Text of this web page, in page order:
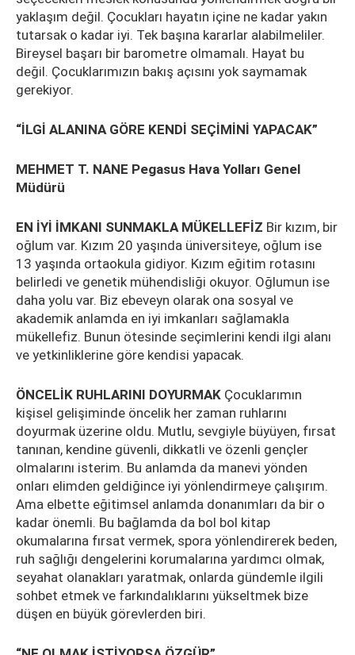
yaklaşım değil. Çocukları hayatın içine ne kadar yakın
tutarsak o kadar iyi. Tek başına kararlar alabilmeliler.
Bireysel başarı bir barometre olmamalı. Hayat bu
değil. Çocuklarımızın bakış açısını yok saymamak
gerekiyor.
“İLGİ ALANINA GÖRE KENDİ SEÇİMİNİ YAPACAK”
MEHMET T. NANE Pegasus Hava Yolları Genel
Müdürü
EN İYİ İMKANI SUNMAKLA MÜKELLEFİZ Bir kızım, bir
oğlum var. Kızım 20 yaşında üniversiteye, oğlum ise
13 yaşında ortaokula gidiyor. Kızım eğitim rotasını
belirledi ve genetik mühendisliği okuyor. Oğlumun ise
daha yolu var. Biz ebeveyn olarak ona sosyal ve
akademik anlamda en iyi imkanları sağlamakla
mükellefiz. Bunun ötesinde seçimlerini kendi ilgi alanı
ve yetkinliklerine göre kendisi yapacak.
ÖNCELİK RUHLARINI DOYURMAK Çocuklarımın
kişisel gelişiminde öncelik her zaman ruhlarını
doyurmak üzerine oldu. Mutlu, sevgiyle büyüyen, fırsat
tanınan, kendine güvenli, dikkatli ve özenli gençler
olmalarını isterim. Bu anlamda da manevi yönden
onları elimden geldiğince iyi yönlendirmeye çalışırım.
Ama elbette eğitimsel anlamda donanımları da bir o
kadar önemli. Bu bağlamda da bol bol kitap
okumalarına fırsat vermek, spora yönlendirerek beden,
ruh sağlığı dengelerini korumalarına yardımcı olmak,
seyahat olanakları yaratmak, onlarda gündemle ilgili
sohbet etmek ve farkındalıklarını yükseltmek bize
düşen en büyük görevlerden biri.